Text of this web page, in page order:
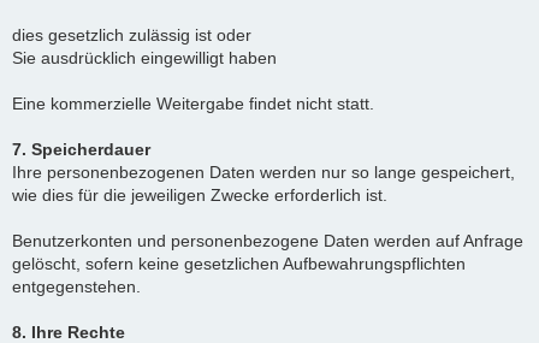
dies gesetzlich zulässig ist oder
Sie ausdrücklich eingewilligt haben
Eine kommerzielle Weitergabe findet nicht statt.
7. Speicherdauer
Ihre personenbezogenen Daten werden nur so lange gespeichert,
wie dies für die jeweiligen Zwecke erforderlich ist.
Benutzerkonten und personenbezogene Daten werden auf Anfrage
gelöscht, sofern keine gesetzlichen Aufbewahrungspflichten
entgegenstehen.
8. Ihre Rechte